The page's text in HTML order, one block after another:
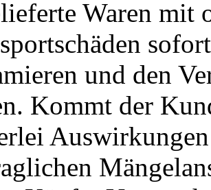
Waren mit
und den
Kommt der